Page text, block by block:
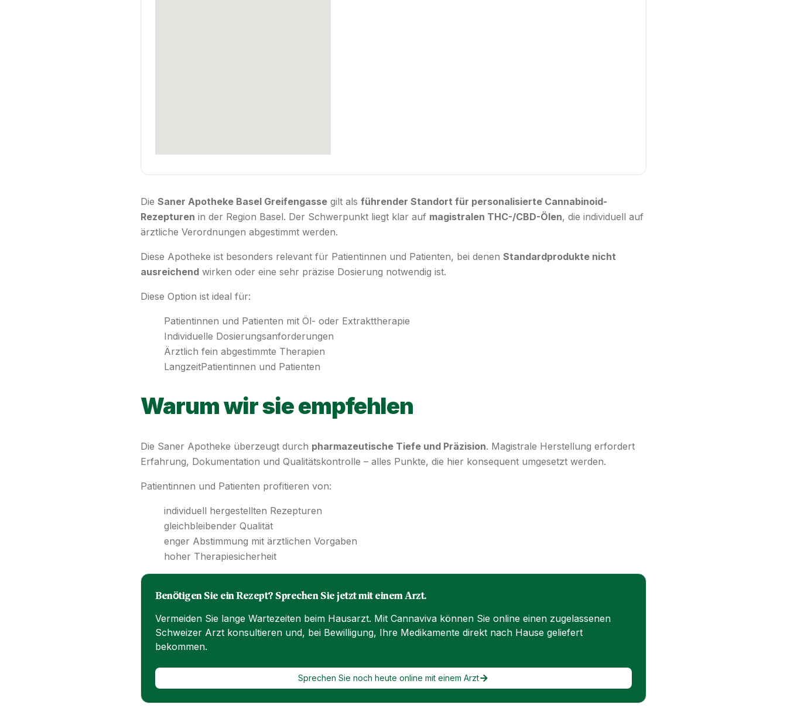
Die Saner Apotheke Basel Greifengasse gilt als führender Standort für personalisierte Cannabinoid-
Rezepturen in der Region Basel. Der Schwerpunkt liegt klar auf magistralen THC-/CBD-Ölen, die individuell auf
ärztliche Verordnungen abgestimmt werden.
Diese Apotheke ist besonders relevant für Patientinnen und Patienten, bei denen Standardprodukte nicht
ausreichend wirken oder eine sehr präzise Dosierung notwendig ist.
Diese Option ist ideal für:
Patientinnen und Patienten mit Öl- oder Extrakttherapie
Individuelle Dosierungsanforderungen
Ärztlich fein abgestimmte Therapien
LangzeitPatientinnen und Patienten
Warum wir sie empfehlen
Die Saner Apotheke überzeugt durch pharmazeutische Tiefe und Präzision. Magistrale Herstellung erfordert
Erfahrung, Dokumentation und Qualitätskontrolle – alles Punkte, die hier konsequent umgesetzt werden.
Patientinnen und Patienten profitieren von:
individuell hergestellten Rezepturen
gleichbleibender Qualität
enger Abstimmung mit ärztlichen Vorgaben
hoher Therapiesicherheit
Benötigen Sie ein Rezept? Sprechen Sie jetzt mit einem Arzt.
Vermeiden Sie lange Wartezeiten beim Hausarzt. Mit Cannaviva können Sie online einen zugelassenen
Schweizer Arzt konsultieren und, bei Bewilligung, Ihre Medikamente direkt nach Hause geliefert
bekommen.
Sprechen Sie noch heute online mit einem Arzt